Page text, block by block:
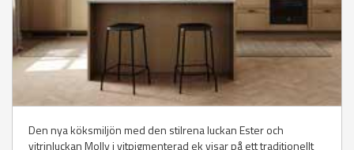
Den nya köksmiljön med den stilrena luckan Ester och
vitrinluckan Molly i vitpigmenterad ek visar på ett traditionellt